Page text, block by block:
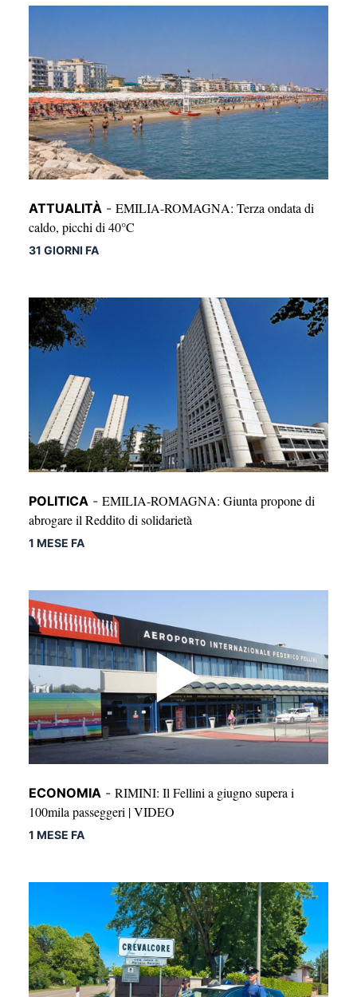
ATTUALITÀ - EMILIA-ROMAGNA: Terza ondata di
caldo, picchi di 40°C
31 GIORNI FA
POLITICA - EMILIA-ROMAGNA: Giunta propone di
abrogare il Reddito di solidarietà
1 MESE FA
ECONOMIA - RIMINI: Il Fellini a giugno supera i
100mila passeggeri | VIDEO
1 MESE FA